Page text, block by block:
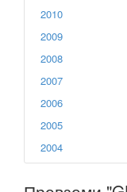
2010
2009
2008
2007
2006
2005
2004